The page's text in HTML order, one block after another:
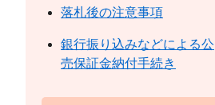
落札後の注意事項
銀行振り込みなどによる公
売保証金納付手続き